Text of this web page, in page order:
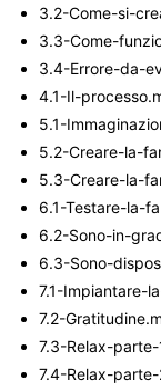
3.2-Come-si-
3.3-Come-
3.4-Errore-da-
4.1-Il-
5.1-
5.2-Creare-la-
5.3-Creare-la-
6.1-Testare-la-
6.2-Sono-in-
6.3-Sono-
7.1-Impiantare-
7.2-
7.3-Relax-
7.4-Relax-